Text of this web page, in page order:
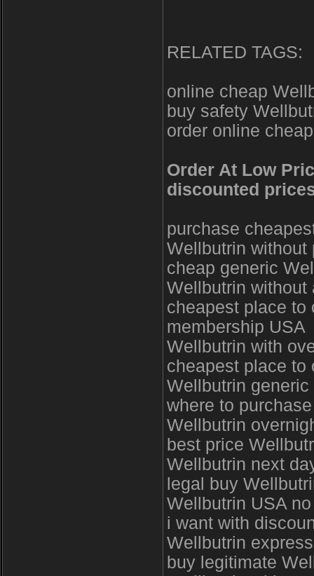
RELATED TAGS:
online cheap
buy safety
order online
Order At Low
discounted
purchase
Wellbutrin without
cheap generic
Wellbutrin without
cheapest place to
membership USA
Wellbutrin with
cheapest place to
Wellbutrin
where to
Wellbutrin
best price
Wellbutrin next
legal buy
Wellbutrin USA
i want with
Wellbutrin
buy legitimate